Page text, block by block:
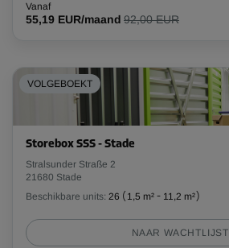
Vanaf
55,19 EUR/maand 92,00 EUR
VOLGEBOEKT
Storebox SSS - Stade
Stralsunder Straße 2
21680 Stade
Beschikbare units: 26 ( 1,5 m² - 11,2 m²)
NAAR WACHTLIJST